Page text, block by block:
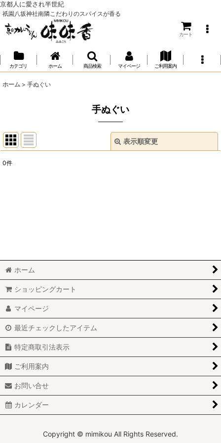
京都人に愛され半世紀
祇園八坂神社南隣こだわりのスパイスが香る
カート
カテゴリ ホーム 商品検索 マイページ ご利用案内
ホーム > 手ぬぐい
手ぬぐい
表示順変更
表示数
0件
ホーム
ショッピングカート
マイページ
最近チェックしたアイテム
特定商取引法表示
ご利用案内
お問い合せ
カレンダー
Copyright © mimikou All Rights Reserved.